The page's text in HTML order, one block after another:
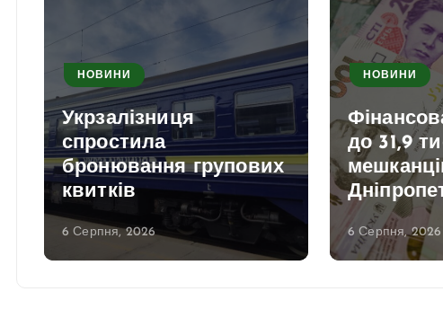
НОВИНИ
Укрзалізниця
спростила
бронювання групових
квитків
6 Серпня, 2026
НОВИНИ
до 31,9
6 Серпня, 2026